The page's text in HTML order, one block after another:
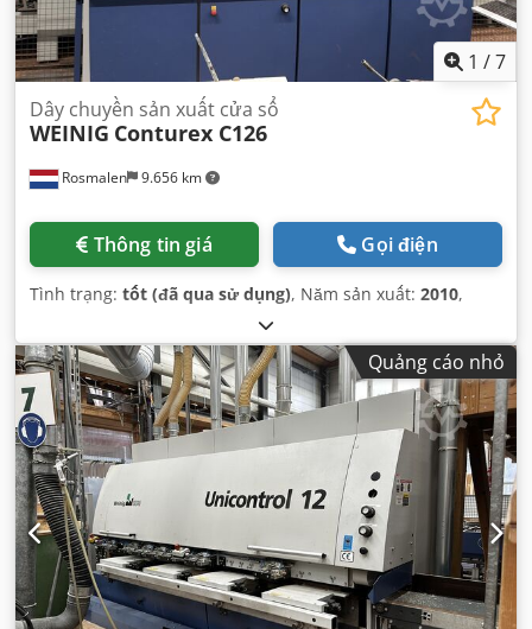
1 /7
Rosmalen 9.656 km
Dây chuyền sản xuất cửa sổ
WEINIG Conturex C126
Thông tin giá Gọi điện
Tình trạng: tốt (đã qua sử dụng), Năm sản xuất: 2010,
Quảng cáo nhỏ